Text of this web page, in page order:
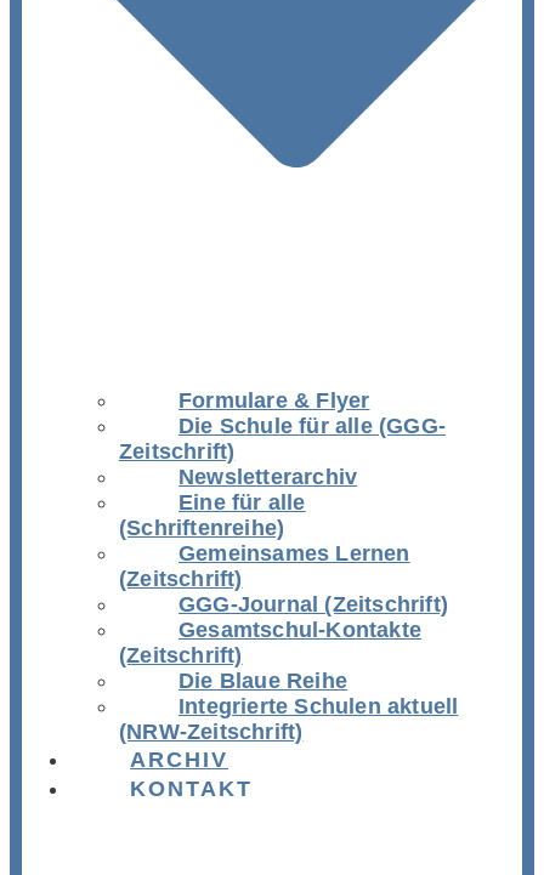
Formulare & Flyer
Die Schule für alle (GGG-
Zeitschrift)
Newsletterarchiv
Eine für alle
(Schriftenreihe)
Gemeinsames Lernen
(Zeitschrift)
GGG-Journal (Zeitschrift)
Gesamtschul-Kontakte
(Zeitschrift)
Die Blaue Reihe
Integrierte Schulen aktuell
(NRW-Zeitschrift)
ARCHIV
KONTAKT